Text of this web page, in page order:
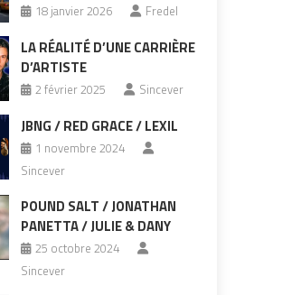
18 janvier 2026 Fredel
LA RÉALITÉ D’UNE CARRIÈRE
D’ARTISTE
2 février 2025 Sincever
JBNG / RED GRACE / LEXIL
1 novembre 2024
Sincever
POUND SALT / JONATHAN
PANETTA / JULIE & DANY
25 octobre 2024
Sincever